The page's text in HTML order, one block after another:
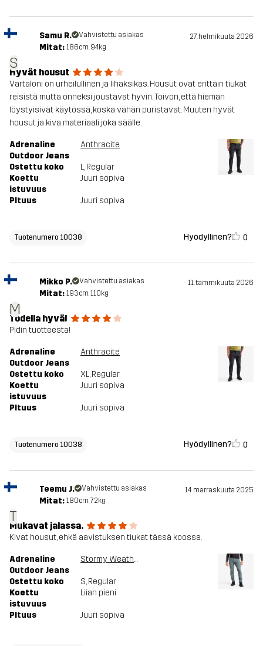
S
Samu R. Vahvistettu asiakas 27. helmikuuta 2026
Mitat: 186cm, 94kg
Hyvät housut
Vartaloni on urheilullinen ja lihaksikas. Housut ovat erittäin tiukat
reisistä mutta onneksi joustavat hyvin. Toivon, että hieman
löystyisivät käytössä, koska vähän puristavat. Muuten hyvät
housut ja kiva materiaali joka säälle.
Adrenaline
Outdoor Jeans
Anthracite
Ostettu koko L, Regular
Koettu
istuvuus
Juuri sopiva
PItuus Juuri sopiva
Tuotenumero 10038 Hyödyllinen? 0
M
Mikko P. Vahvistettu asiakas 11. tammikuuta 2026
Mitat: 193cm, 110kg
Todella hyvä!
Pidin tuotteesta!
Adrenaline
Outdoor Jeans
Anthracite
Ostettu koko XL, Regular
Koettu
istuvuus
Juuri sopiva
PItuus Juuri sopiva
Tuotenumero 10038 Hyödyllinen? 0
T
Teemu J. Vahvistettu asiakas 14. marraskuuta 2025
Mitat: 180cm, 72kg
Mukavat jalassa.
Kivat housut, ehkä aavistuksen tiukat tässä koossa.
Adrenaline
Outdoor Jeans
Stormy Weather
Ostettu koko S, Regular
Koettu
istuvuus
Liian pieni
PItuus Juuri sopiva